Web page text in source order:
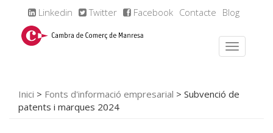
Linkedin Twitter Facebook Contacte Blog
Inici > Fonts d'informació empresarial > Subvenció de
patents i marques 2024